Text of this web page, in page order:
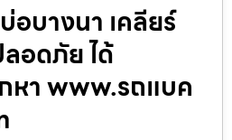
อบางนา เคลียร์
อดภัย ได้
หา www.รถแบค